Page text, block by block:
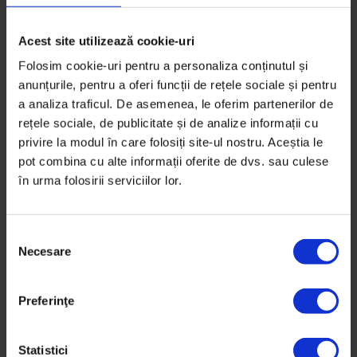
Acest site utilizează cookie-uri
Folosim cookie-uri pentru a personaliza conținutul și
anunțurile, pentru a oferi funcții de rețele sociale și pentru
a analiza traficul. De asemenea, le oferim partenerilor de
rețele sociale, de publicitate și de analize informații cu
privire la modul în care folosiți site-ul nostru. Aceștia le
pot combina cu alte informații oferite de dvs. sau culese
în urma folosirii serviciilor lor.
Necesare
Preferinţe
Statistici
în modul în care privim munca în prezent cu
psihoterapeutul Gáspár György.
DeAndreea Vrabie
Timp de citire: 38 de minute
19 august 2019